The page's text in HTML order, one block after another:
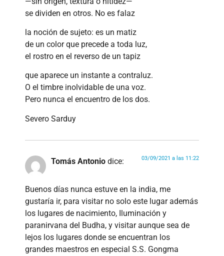
se dividen en otros. No es falaz
la noción de sujeto: es un matiz
de un color que precede a toda luz,
el rostro en el reverso de un tapiz
que aparece un instante a contraluz.
O el timbre inolvidable de una voz.
Pero nunca el encuentro de los dos.
Severo Sarduy
Tomás Antonio dice: 03/09/2021 a las 11:22
Buenos días nunca estuve en la india, me
gustaría ir, para visitar no solo este lugar además
los lugares de nacimiento, Iluminación y
paranirvana del Budha, y visitar aunque sea de
lejos los lugares donde se encuentran los
grandes maestros en especial S.S. Gongma